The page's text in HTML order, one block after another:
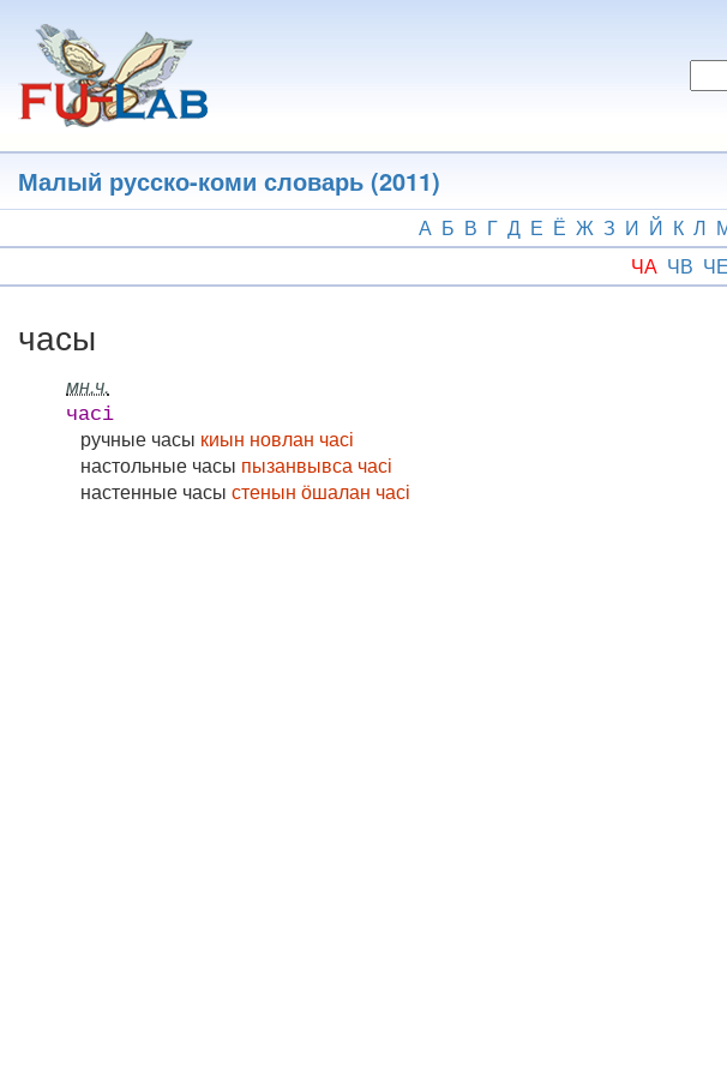
основному
содержанию
Малый русско-коми словарь (2011)
А Б В Г Д Е Ё Ж З И Й К Л
ЧА ЧВ ЧЕ
часы
мн.ч.
часі
ручные часы киын новлан часі
настольные часы пызанвывса часі
настенные часы стенын ӧшалан часі